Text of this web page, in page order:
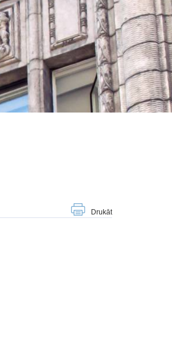
Drukāt